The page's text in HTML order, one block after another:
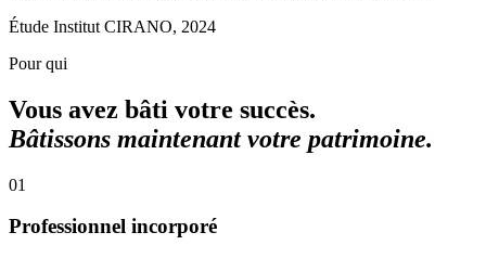
Étude Institut CIRANO, 2024
Pour qui
Vous avez bâti votre succès.
Bâtissons maintenant votre patrimoine.
01
Professionnel incorporé